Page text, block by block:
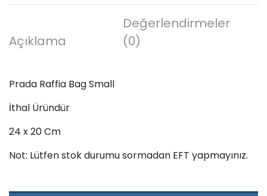
Açıklama
Değerlendirmeler
(0)
Prada Raffia Bag Small
İthal Üründür
24 x 20 Cm
Not: Lütfen stok durumu sormadan EFT yapmayınız.